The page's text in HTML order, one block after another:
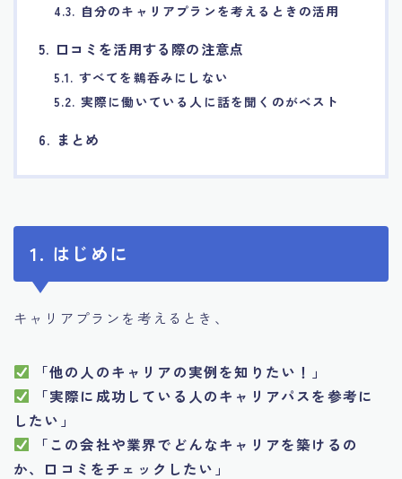
4.3. 自分のキャリアプランを考えるときの活用
5. 口コミを活用する際の注意点
5.1. すべてを鵜呑みにしない
5.2. 実際に働いている人に話を聞くのがベスト
6. まとめ
1. はじめに
キャリアプランを考えるとき、
「他の人のキャリアの実例を知りたい！」
「実際に成功している人のキャリアパスを参考に
したい」
「この会社や業界でどんなキャリアを築けるの
か、口コミをチェックしたい」